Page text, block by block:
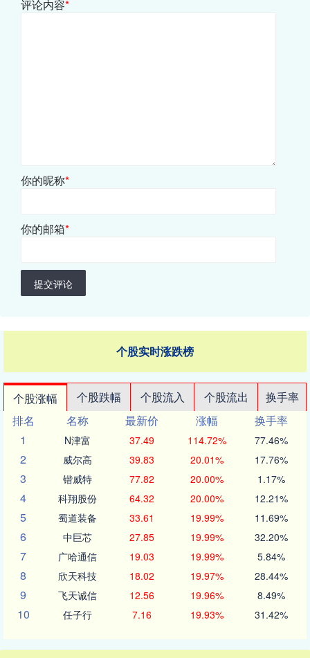
评论内容*
你的昵称*
你的邮箱*
提交评论
个股实时涨跌榜
个股涨幅 个股跌幅 个股流入 个股流出
换手率
排名
名称 最新价 涨幅
换手率
1
N津富 37.49 114.72% 77.46%
2 威尔高 39.83 20.01% 17.76%
3 锴威特 77.82 20.00% 1.17%
4 科翔股份 64.32 20.00% 12.21%
5 蜀道装备 33.61 19.99% 11.69%
6 中巨芯 27.85 19.99% 32.20%
7 广哈通信 19.03 19.99% 5.84%
8 欣天科技 18.02 19.97% 28.44%
9 飞天诚信 12.56 19.96% 8.49%
10 任子行 7.16 19.93% 31.42%